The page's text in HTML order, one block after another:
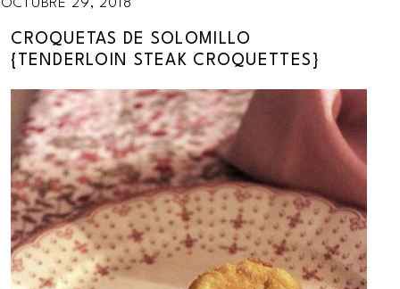
OCTUBRE 29, 2018
CROQUETAS DE SOLOMILLO
{TENDERLOIN STEAK CROQUETTES}